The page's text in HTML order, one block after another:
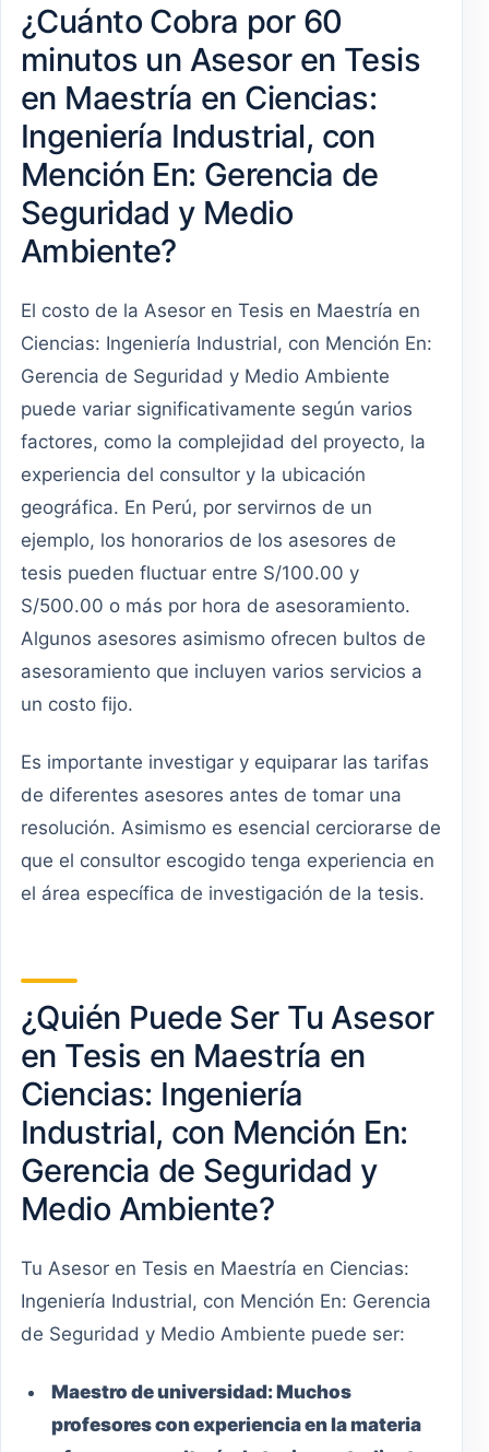
¿Cuánto Cobra por 60
minutos un Asesor en Tesis
en Maestría en Ciencias:
Ingeniería Industrial, con
Mención En: Gerencia de
Seguridad y Medio
Ambiente?
El costo de la Asesor en Tesis en Maestría en
Ciencias: Ingeniería Industrial, con Mención En:
Gerencia de Seguridad y Medio Ambiente
puede variar significativamente según varios
factores, como la complejidad del proyecto, la
experiencia del consultor y la ubicación
geográfica. En Perú, por servirnos de un
ejemplo, los honorarios de los asesores de
tesis pueden fluctuar entre S/100.00 y
S/500.00 o más por hora de asesoramiento.
Algunos asesores asimismo ofrecen bultos de
asesoramiento que incluyen varios servicios a
un costo fijo.
Es importante investigar y equiparar las tarifas
de diferentes asesores antes de tomar una
resolución. Asimismo es esencial cerciorarse de
que el consultor escogido tenga experiencia en
el área específica de investigación de la tesis.
¿Quién Puede Ser Tu Asesor
en Tesis en Maestría en
Ciencias: Ingeniería
Industrial, con Mención En:
Gerencia de Seguridad y
Medio Ambiente?
Tu Asesor en Tesis en Maestría en Ciencias:
Ingeniería Industrial, con Mención En: Gerencia
de Seguridad y Medio Ambiente puede ser:
Maestrode universidad:Muchos
profesores con experiencia en la materia